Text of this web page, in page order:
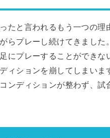
たと言われるもう一つの
らプレーし続けてきまし
にプレーすることができ
ィションを崩してしまい
ンディションが整わず、